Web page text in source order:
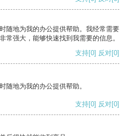
随地为我的办公提供帮助。我经常需要
常强大，能够快速找到我需要的信息。
支持[0] 反对[0]
随地为我的办公提供帮助。
支持[0] 反对[0]